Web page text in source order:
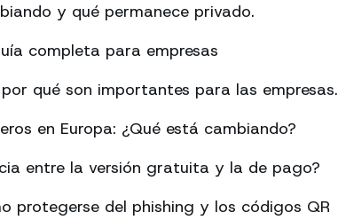
y qué permanece privado.
completa para empresas
qué son importantes para las empresas.
en Europa: ¿Qué está cambiando?
entre la versión gratuita y la de pago?
protegerse del phishing y los códigos QR